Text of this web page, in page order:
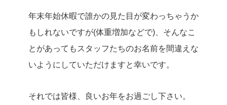
年末年始休暇で誰かの見た目が変わっちゃうか
もしれないですが(体重増加などで)、そんなこ
とがあってもスタッフたちのお名前を間違えな
いようにしていただけますと幸いです。
それでは皆様、良いお年をお過ごし下さい。